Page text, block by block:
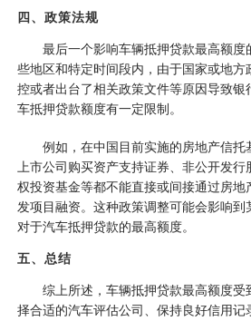
四、政策法规
最后一个影响车辆抵押贷款最高额
些地区和特定时间段内，由于国家或地
控或者出台了相关政策文件等原因导致
车抵押贷款额度有一定限制。
例如，在中国目前实施的房地产信
上市公司购买资产支持证券、非公开发
权投资基金等都不能直接或间接通过房
发项目融资。这种政策调整可能会影响
对于汽车抵押贷款的最高额度。
五、总结
综上所述，车辆抵押贷款最高额度
择合适的汽车评估公司、保持良好信用